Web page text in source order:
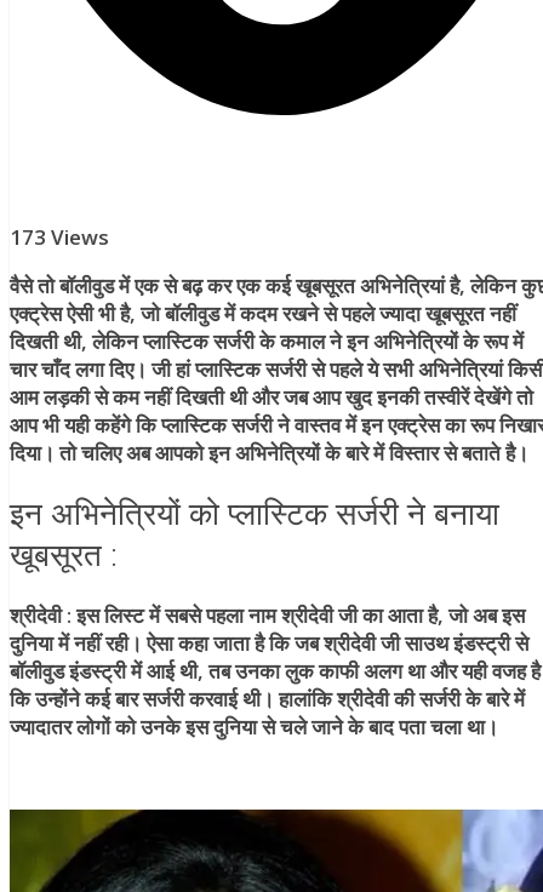
173 Views
वैसे तो बॉलीवुड में एक से बढ़ कर एक कई खूबसूरत अभिनेत्रियां है, लेकिन
एक्ट्रेस ऐसी भी है, जो बॉलीवुड में कदम रखने से पहले ज्यादा खूबसूरत नहीं
दिखती थी, लेकिन प्लास्टिक सर्जरी के कमाल ने इन अभिनेत्रियों के रूप में
चार चाँद लगा दिए। जी हां प्लास्टिक सर्जरी से पहले ये सभी अभिनेत्रियां
आम लड़की से कम नहीं दिखती थी और जब आप खुद इनकी तस्वीरें देखेंगे तो
आप भी यही कहेंगे कि प्लास्टिक सर्जरी ने वास्तव में इन एक्ट्रेस का रूप
दिया। तो चलिए अब आपको इन अभिनेत्रियों के बारे में विस्तार से बताते है।
इन अभिनेत्रियों को प्लास्टिक सर्जरी ने बनाया
खूबसूरत :
श्रीदेवी :इस लिस्ट में सबसे पहला नाम श्रीदेवी जी का आता है, जो अब इस
दुनिया में नहीं रही। ऐसा कहा जाता है कि जब श्रीदेवी जी साउथ इंडस्ट्री से
बॉलीवुड इंडस्ट्री में आई थी, तब उनका लुक काफी अलग था और यही वजह है
कि उन्होंने कई बार सर्जरी करवाई थी। हालांकि श्रीदेवी की सर्जरी के बारे में
ज्यादातर लोगों को उनके इस दुनिया से चले जाने के बाद पता चला था।